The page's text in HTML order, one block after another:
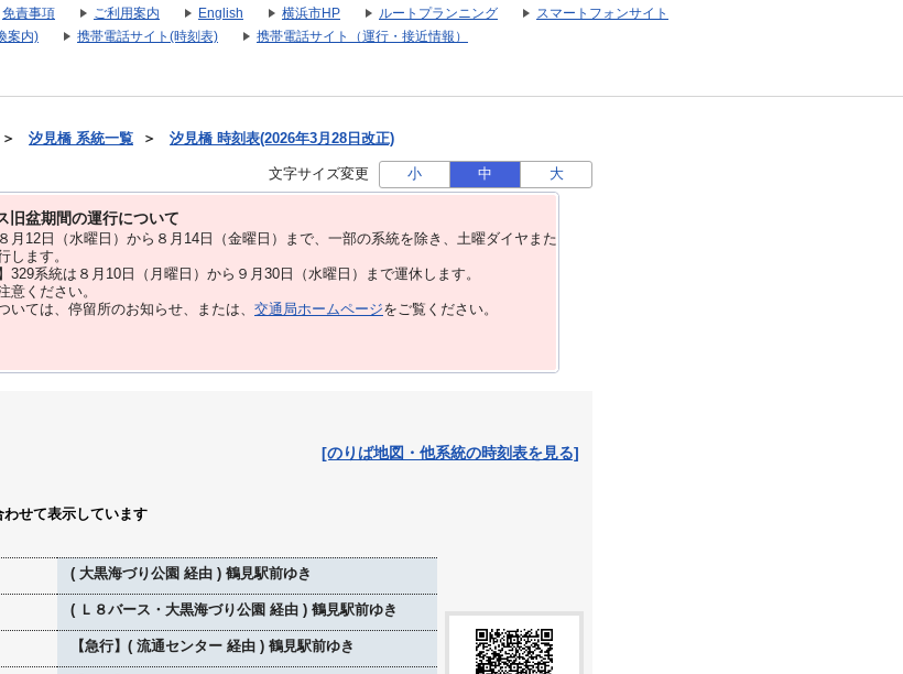
免責事項 ご利用案内 English 横浜市HP ルートプランニング
スマートフォンサイト
案内)
携帯電話サイト(時刻表) 携帯電話サイト（運行・接近情報）
＞ 汐見橋 系統一覧 ＞ 汐見橋 時刻表(2026年3月28日改正)
文字サイズ変更 小 中 大
旧盆期間の運行について
⽉12⽇（水曜日）から８⽉14⽇（金曜日）まで、⼀部の系統を除き、⼟曜ダイヤまた
します。
系統は８月10日（月曜日）から９月30日（水曜日）まで運休します。
ください。
いては、停留所のお知らせ、または、 交通局ホームページをご覧ください。
[のりば地図・他系統の時刻表を見る]
せて表示しています
( 大黒海づり公園 経由 ) 鶴見駅前ゆき
( Ｌ８バース・大黒海づり公園 経由 ) 鶴見駅前ゆき
【急行】( 流通センター 経由 ) 鶴見駅前ゆき